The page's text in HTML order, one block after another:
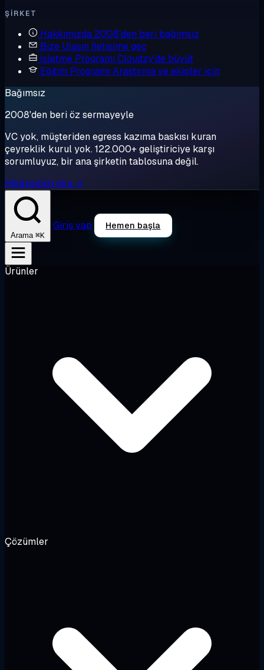
ŞIRKET
Hakkımızda 2008'den beri bağımsız
Bize Ulaşın İletişime geç
İşletme Programı Cloudzy'de büyüt
Eğitim Programı Araştırma ve ekipler için
Bağımsız
2008'den beri öz sermayeyle
VC yok, müşteriden egress kazıma baskısı kuran
çeyreklik kurul yok. 122.000+ geliştiriciye karşı
sorumluyuz, bir ana şirketin tablosuna değil.
Hikâyemizi oku →
Arama ⌘K
Giriş yap Hemen başla
Ürünler
Çözümler